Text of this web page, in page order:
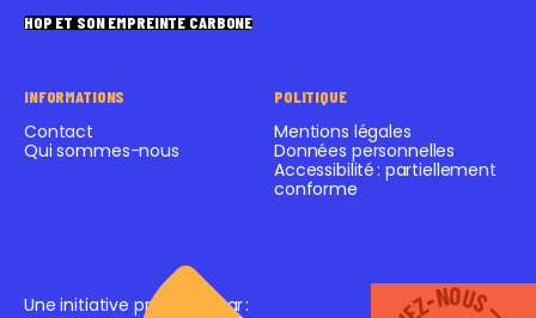
HOP ET SON EMPREINTE CARBONE
INFORMATIONS
Contact
Qui sommes-nous
POLITIQUE
Mentions légales
Données personnelles
Accessibilité : partiellement
conforme
Une initiative proposée par: